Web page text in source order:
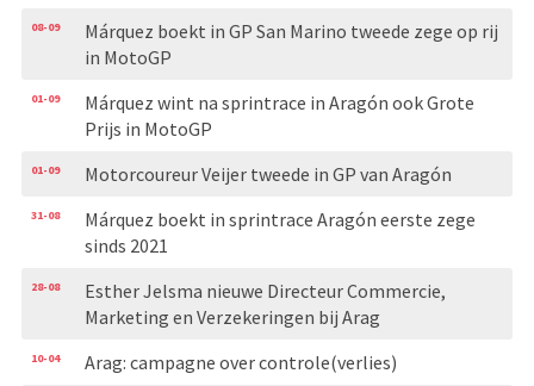
08-09
Márquez boekt in GP San Marino tweede zege op rij
in MotoGP
01-09
Márquez wint na sprintrace in Aragón ook Grote
Prijs in MotoGP
01-09 Motorcoureur Veijer tweede in GP van Aragón
31-08
Márquez boekt in sprintrace Aragón eerste zege
sinds 2021
28-08
Esther Jelsma nieuwe Directeur Commercie,
Marketing en Verzekeringen bij Arag
10-04 Arag: campagne over controle(verlies)